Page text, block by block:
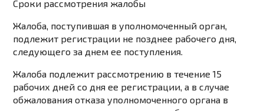
Сроки рассмотрения жалобы
Жалоба, поступившая в уполномоченный орган,
подлежит регистрации не позднее рабочего дня,
следующего за днем ее поступления.
Жалоба подлежит рассмотрению в течение 15
рабочих дней со дня ее регистрации, а в случае
обжалования отказа уполномоченного органа в